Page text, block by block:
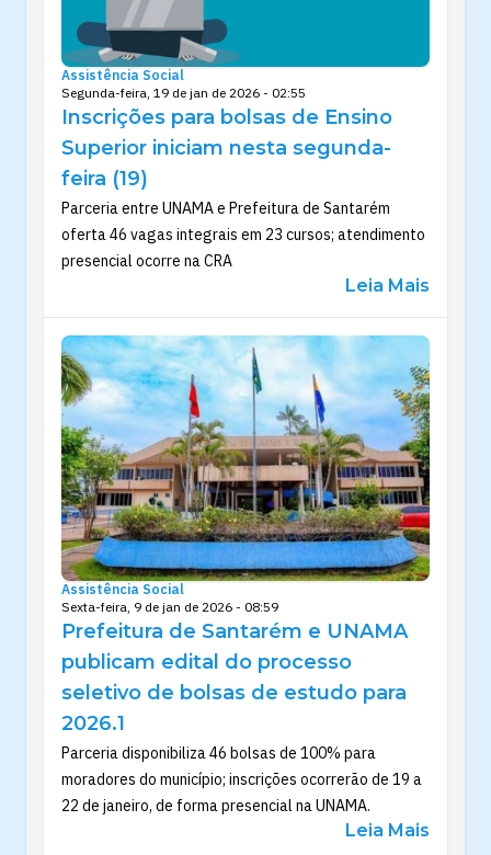
Assistência Social
Segunda-feira, 19 de jan de 2026 - 02:55
Inscrições para bolsas de Ensino
Superior iniciam nesta segunda-
feira (19)
Parceria entre UNAMA e Prefeitura de Santarém
oferta 46 vagas integrais em 23 cursos; atendimento
presencial ocorre na CRA
Leia Mais
Assistência Social
Sexta-feira, 9 de jan de 2026 - 08:59
Prefeitura de Santarém e UNAMA
publicam edital do processo
seletivo de bolsas de estudo para
2026.1
Parceria disponibiliza 46 bolsas de 100% para
moradores do município; inscrições ocorrerão de 19 a
22 de janeiro, de forma presencial na UNAMA.
Leia Mais